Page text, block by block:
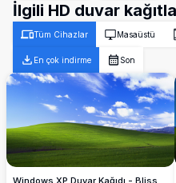
İlgili HD duvar
Tüm Cihazlar Masaüstü
En çok indirme Son
Windows XP Duvar Kağıdı - Bliss